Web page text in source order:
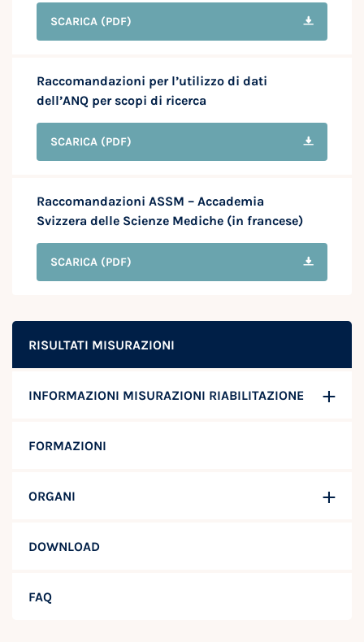
RISULTATI MISURAZIONI
INFORMAZIONI MISURAZIONI RIABILITAZIONE
FORMAZIONI
ORGANI
DOWNLOAD
FAQ
SCARICA (PDF)
Raccomandazioni per l’utilizzo di dati
dell’ANQ per scopi di ricerca
SCARICA (PDF)
Raccomandazioni ASSM – Accademia
Svizzera delle Scienze Mediche (in francese)
SCARICA (PDF)